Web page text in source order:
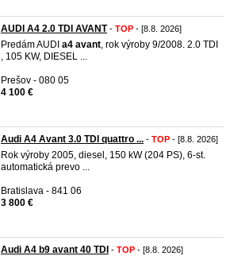
AUDI A4 2.0 TDI AVANT- TOP - [8.8. 2026]
Predám AUDI a4 avant, rok výroby 9/2008. 2.0 TDI
, 105 KW, DIESEL ...
Prešov - 080 05
4 100 €
Audi A4 Avant 3.0 TDI quattro ... - TOP - [8.8. 2026]
Rok výroby 2005, diesel, 150 kW (204 PS), 6-st.
automatická prevo ...
Bratislava - 841 06
3 800 €
Audi A4 b9 avant 40 TDI - TOP - [8.8. 2026]